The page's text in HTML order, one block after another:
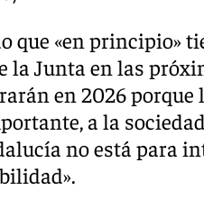
que «en principio»
la Junta en las
en 2026
a la
no está para